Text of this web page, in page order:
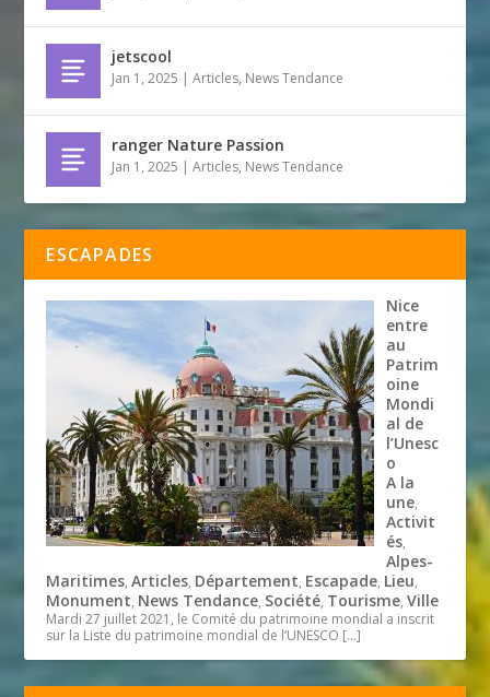
jetscool
Jan 1, 2025 |Articles, News Tendance
ranger Nature Passion
Jan 1, 2025 |Articles, News Tendance
ESCAPADES
Nice
entre
au
Patrim
oine
Mondi
al de
l’Unesc
o
A la
une,
Activit
és,
Alpes-
Maritimes,Articles, Département, Escapade, Lieu,
Monument, News Tendance, Société, Tourisme,Ville
Mardi 27 juillet 2021, le Comité du patrimoine mondial a inscrit
sur la Liste du patrimoine mondial de l’UNESCO […]